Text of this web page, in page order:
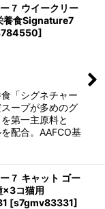
７ ウイークリー
養食Signature7
]
「シグネチャー
ープが多めのグ
第一主原料と
配合。AAFCO基
７ キャット ゴー
×3コ猫用
[s7gmv83331]